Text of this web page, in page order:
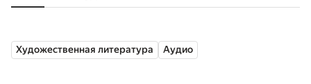
Художественная литература Аудио